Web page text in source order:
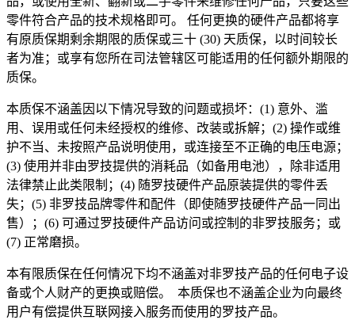
零件符合产品的技术规格即可。 任何更换的硬件产品都将享
有原质保期剩余期限的质保或三十 (30) 天质保，以时间较长
者为准；或享有您所在司法管辖区可能适用的任何额外期限的
质保。
本质保不涵盖因以下情况导致的问题或损坏：(1) 意外、滥
用、误用或任何未经授权的维修、改装或拆解；(2) 操作或维
护不当、未按照产品说明使用，或连接至不正确的电压电源；
(3) 使用并非由罗技提供的消耗品（如备用电池），除非适用
法律禁止此类限制；(4) 随罗技硬件产品原装提供的零件丢
失；(5) 非罗技品牌零件和配件（即使随罗技硬件产品一同出
售）；(6) 可通过罗技硬件产品访问或控制的非罗技服务；或
(7) 正常磨损。
本有限质保在任何情况下均不涵盖对非罗技产品的任何电子设
备或个人财产的更换或赔偿。 本质保也不涵盖企业为向最终
用户有偿提供互联网接入服务而使用的罗技产品。